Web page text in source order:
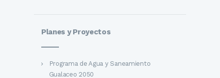
Planes y Proyectos
Programa de Agua y Saneamiento
Gualaceo 2050